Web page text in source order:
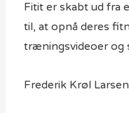
Fitit er skabt ud fra
til, at opnå deres
træningsvideoer og
Frederik Krøl Larsen